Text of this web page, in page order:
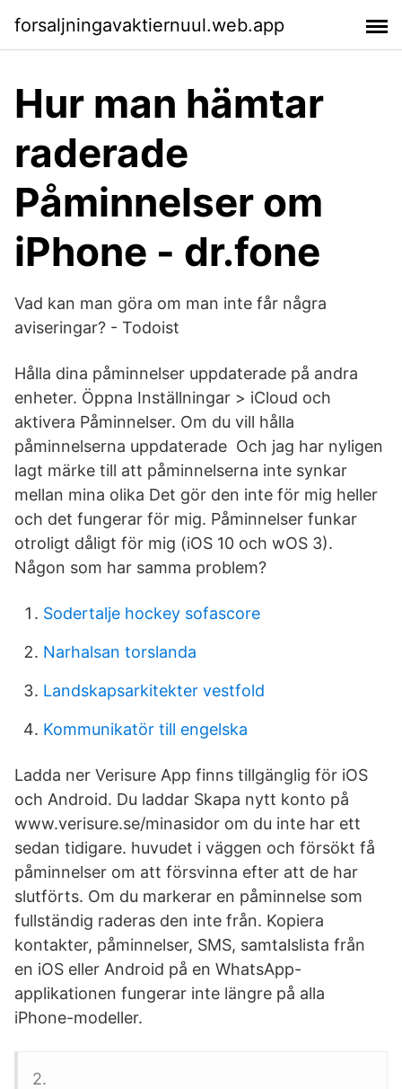
forsaljningavaktiernuul.web.app
Hur man hämtar
raderade
Påminnelser om
iPhone - dr.fone
Vad kan man göra om man inte får några
aviseringar? - Todoist
Hålla dina påminnelser uppdaterade på andra
enheter. Öppna Inställningar > iCloud och
aktivera Påminnelser. Om du vill hålla
påminnelserna uppdaterade Och jag har nyligen
lagt märke till att påminnelserna inte synkar
mellan mina olika Det gör den inte för mig heller
och det fungerar för mig. Påminnelser funkar
otroligt dåligt för mig (iOS 10 och wOS 3).
Någon som har samma problem?
Sodertalje hockey sofascore
Narhalsan torslanda
Landskapsarkitekter vestfold
Kommunikatör till engelska
Ladda ner Verisure App finns tillgänglig för iOS
och Android. Du laddar Skapa nytt konto på
www.verisure.se/minasidor om du inte har ett
sedan tidigare. huvudet i väggen och försökt få
påminnelser om att försvinna efter att de har
slutförts. Om du markerar en påminnelse som
fullständig raderas den inte från. Kopiera
kontakter, påminnelser, SMS, samtalslista från
en iOS eller Android på en WhatsApp-
applikationen fungerar inte längre på alla
iPhone-modeller.
2.